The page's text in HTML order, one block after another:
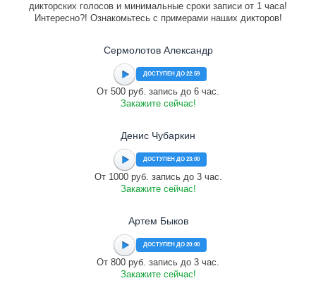
дикторских голосов и минимальные сроки записи от 1 часа!
Интересно?! Ознакомьтесь с примерами наших дикторов!
Сермолотов Александр
ДОСТУПЕН ДО 22:59
От 500 руб. запись до 6 час.
Закажите сейчас!
Денис Чубаркин
ДОСТУПЕН ДО 23:00
От 1000 руб. запись до 3 час.
Закажите сейчас!
Артем Быков
ДОСТУПЕН ДО 20:00
От 800 руб. запись до 3 час.
Закажите сейчас!